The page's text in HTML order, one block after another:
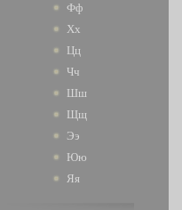
Фф
Хх
Цц
Чч
Шш
Щщ
Ээ
Юю
Яя